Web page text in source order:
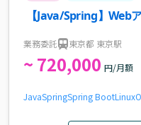
【Java/Spring】Web
業務委託 東京都 東京駅
~ 720,000 円/月額
JavaSpringSpring BootLinux